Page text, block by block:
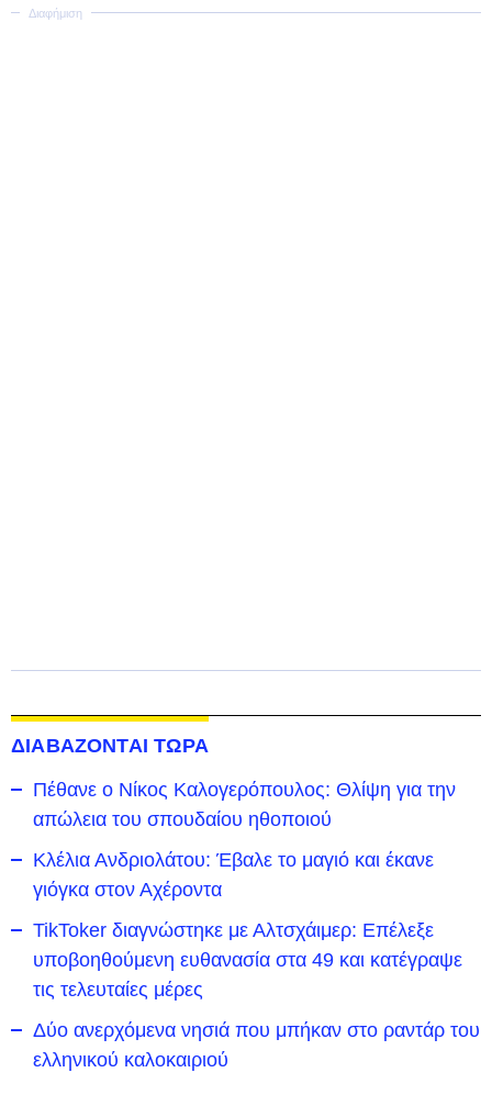
ΔΙΑΒΑΖΟΝΤΑΙ ΤΩΡΑ
Πέθανε ο Νίκος Καλογερόπουλος: Θλίψη για την
απώλεια του σπουδαίου ηθοποιού
Κλέλια Ανδριολάτου: Έβαλε το μαγιό και έκανε
γιόγκα στον Αχέροντα
TikToker διαγνώστηκε με Αλτσχάιμερ: Επέλεξε
υποβοηθούμενη ευθανασία στα 49 και κατέγραψε
τις τελευταίες μέρες
Δύο ανερχόμενα νησιά που μπήκαν στο ραντάρ του
ελληνικού καλοκαιριού